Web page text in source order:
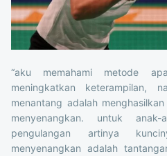
“aku memahami metode
meningkatkan keterampilan,
menantang adalah
menyenangkan. untuk
pengulangan artinya
menyenangkan adalah